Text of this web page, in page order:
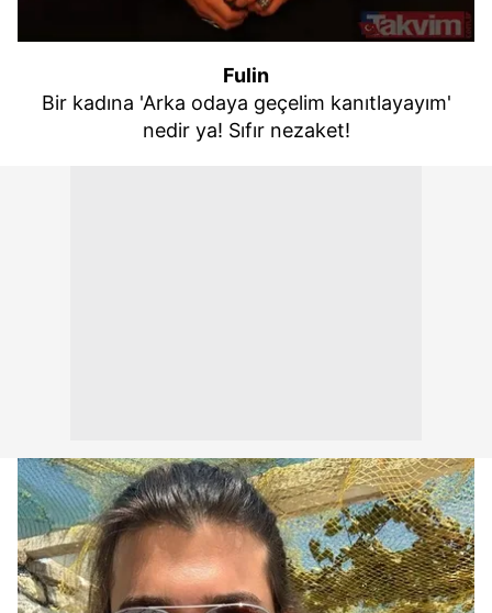
Fulin
Bir kadına 'Arka odaya geçelim kanıtlayayım'
nedir ya! Sıfır nezaket!